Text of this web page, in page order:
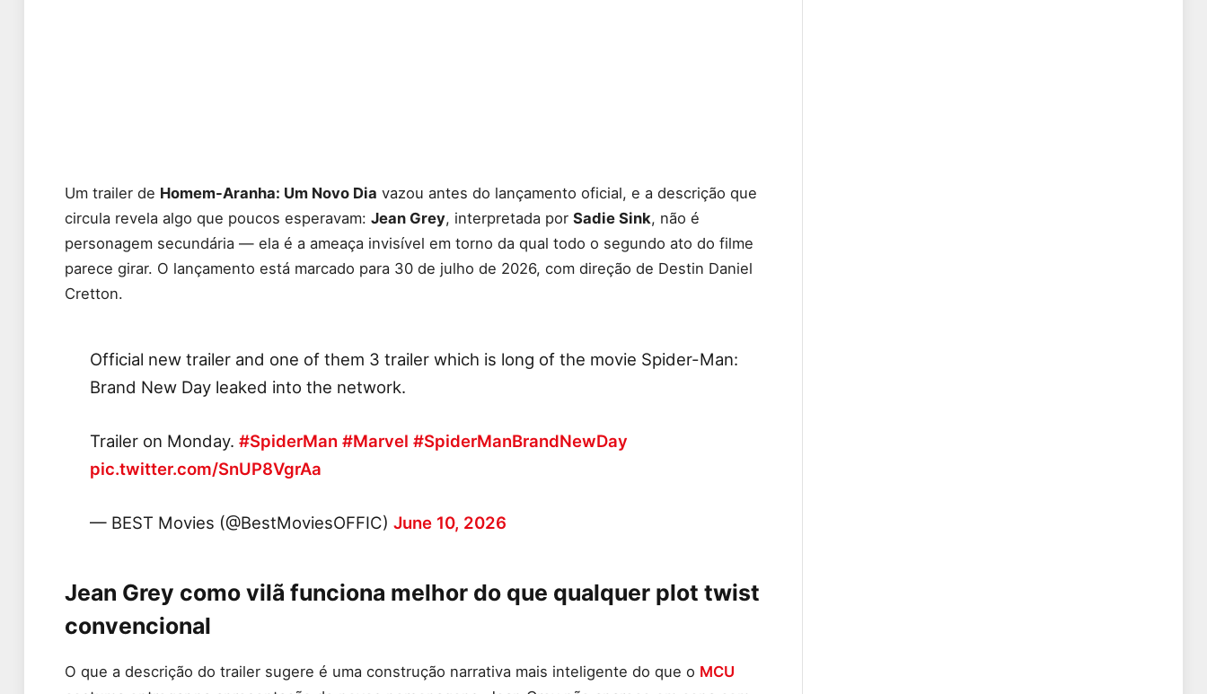
Um trailer de Homem-Aranha: Um Novo Dia vazou antes do lançamento oficial, e a descrição que
circula revela algo que poucos esperavam: Jean Grey, interpretada por Sadie Sink, não é
personagem secundária — ela é a ameaça invisível em torno da qual todo o segundo ato do filme
parece girar. O lançamento está marcado para 30 de julho de 2026, com direção de Destin Daniel
Cretton.
Official new trailer and one of them 3 trailer which is long of the movie Spider-Man:
Brand New Day leaked into the network.
Trailer on Monday. #SpiderMan #Marvel #SpiderManBrandNewDay
pic.twitter.com/SnUP8VgrAa
— BEST Movies (@BestMoviesOFFIC) June 10, 2026
Jean Grey como vilã funciona melhor do que qualquer plot twist
convencional
O que a descrição do trailer sugere é uma construção narrativa mais inteligente do que o MCU